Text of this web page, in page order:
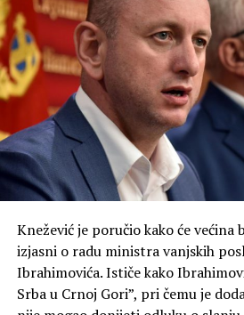
„Ne može se srpskom narodu
svima drugima priznaje. Ne
kakvu je vodio bivši režim“, kazao
On je rekao da za njega politika
drže u rovovima, nego da se iz njih
„Ponekad je najveća snaga da u
postanemo ono protiv čega se
pravoslavnoj crkvi“, kazao je
On je podsjetio na veliku ulogu
Amfilohija, ističući njegov
Knežević je poručio kako će većina
izjasni o radu ministra vanjskih
Ibrahimovića. Ističe kako
Srba u Crnoj Gori”, pri čemu je